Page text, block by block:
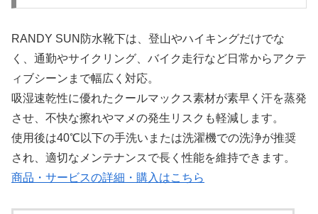
RANDY SUN防水靴下は、登山やハイキングだけでな
く、通勤やサイクリング、バイク走行など日常からアクテ
ィブシーンまで幅広く対応。
吸湿速乾性に優れたクールマックス素材が素早く汗を蒸発
させ、不快な擦れやマメの発生リスクも軽減します。
使用後は40℃以下の手洗いまたは洗濯機での洗浄が推奨
され、適切なメンテナンスで長く性能を維持できます。
商品・サービスの詳細・購入はこちら